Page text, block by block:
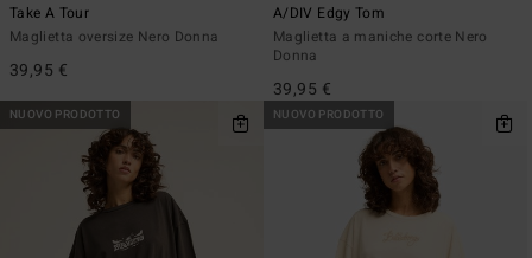
Take A Tour
Maglietta oversize Nero Donna
39,95 €
A/DIV Edgy Tom
Maglietta a maniche corte Nero
Donna
39,95 €
NUOVO PRODOTTO NUOVO PRODOTTO